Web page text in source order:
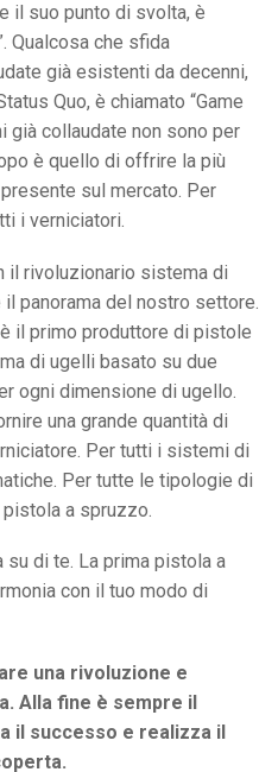
il suo punto di svolta, è
Qualcosa che sfida
già esistenti da decenni,
Quo, è chiamato “Game
già collaudate non sono per
è quello di offrire la più
sul mercato. Per
i verniciatori.
il rivoluzionario sistema di
panorama del nostro settore.
il primo produttore di pistole
di ugelli basato su due
ogni dimensione di ugello.
una grande quantità di
Per tutti i sistemi di
Per tutte le tipologie di
a spruzzo.
su di te. La prima pistola a
con il tuo modo di
una rivoluzione e
Alla fine è sempre il
il successo e realizza il